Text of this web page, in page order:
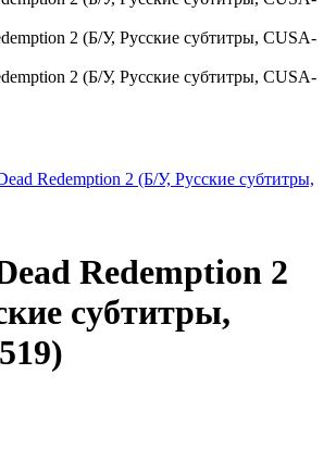
Redemption 2
субтитры,